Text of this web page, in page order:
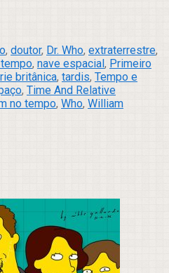
, doutor, Dr. Who, extraterrestre,
, nave espacial, Primeiro
britânica, tardis, Tempo e
, Time And Relative
no tempo, Who, William